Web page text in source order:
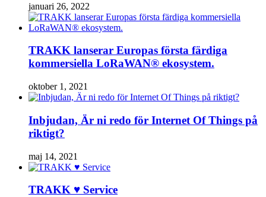
januari 26, 2022
TRAKK lanserar Europas första färdiga
kommersiella LoRaWAN® ekosystem.
oktober 1, 2021
Inbjudan, Är ni redo för Internet Of Things på
riktigt?
maj 14, 2021
TRAKK ♥ Service